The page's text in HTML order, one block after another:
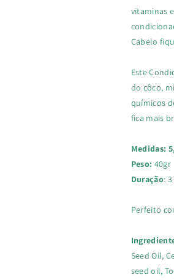
vitaminas
Cabelo
Este
do côco,
químicos
fica mais
Medidas:
Peso: 40gr
Duração:
Perfeito
Seed Oil,
seed oil,